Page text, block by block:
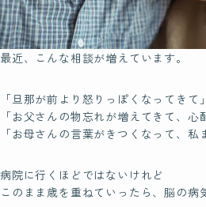
認定講師制度について
脳もみの
資格について
Founder
最近、こんな相談が増えています。
「旦那が前より怒りっぽくなってきて」
「お父さんの物忘れが増えてきて、心
「お母さんの言葉がきつくなって、私
病院に行くほどではないけれど
このまま歳を重ねていったら、脳の病